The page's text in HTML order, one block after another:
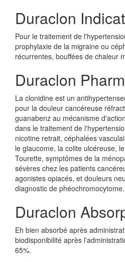
Duraclon
Pour le traitement de
prophylaxie de la migraine ou
récurrentes, bouffées de chaleur
Duraclon
La clonidine est un
pour la douleur cancéreuse
guanabenz au mécanisme
dans le traitement de
nicotine retrait, céphalées
le glaucome, la colite ulcéreuse,
Tourette, symptômes de la
sévères chez les patients
agonistes opiacés, et douleurs
diagnostic de phéochromocytome.
Duraclon
Eh bien absorbé après
biodisponibilité après
65%.